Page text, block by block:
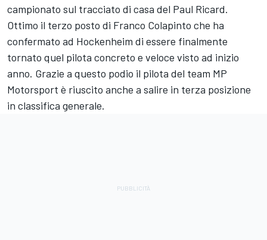
campionato sul tracciato di casa del Paul Ricard.
Ottimo il terzo posto di Franco Colapinto che ha
confermato ad Hockenheim di essere finalmente
tornato quel pilota concreto e veloce visto ad inizio
anno. Grazie a questo podio il pilota del team MP
Motorsport è riuscito anche a salire in terza posizione
in classifica generale.